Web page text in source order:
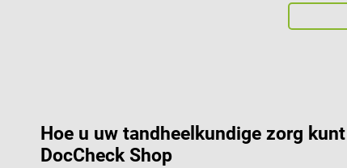
mond en
en
schaaltje
Hoe u uw tandheelkundige zorg
DocCheck Shop